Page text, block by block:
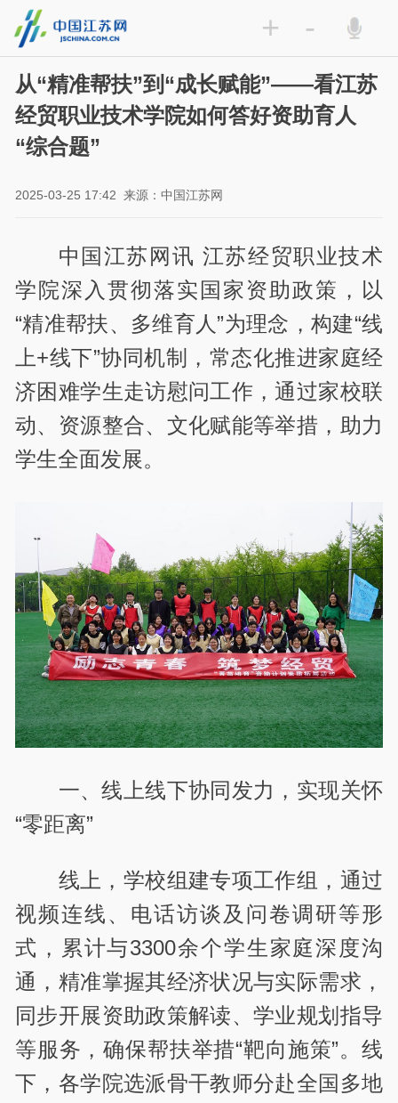
+ -
从“精准帮扶”到“成长赋能”——看江苏
经贸职业技术学院如何答好资助育人
“综合题”
2025-03-25 17:42 来源：中国江苏网
中国江苏网讯 江苏经贸职业技术
学院深入贯彻落实国家资助政策，以
“精准帮扶、多维育人”为理念，构建“线
上+线下”协同机制，常态化推进家庭经
济困难学生走访慰问工作，通过家校联
动、资源整合、文化赋能等举措，助力
学生全面发展。
一、线上线下协同发力，实现关怀
“零距离”
线上，学校组建专项工作组，通过
视频连线、电话访谈及问卷调研等形
式，累计与3300余个学生家庭深度沟
通，精准掌握其经济状况与实际需求，
同步开展资助政策解读、学业规划指导
等服务，确保帮扶举措“靶向施策”。线
下，各学院选派骨干教师分赴全国多地